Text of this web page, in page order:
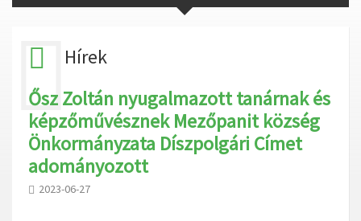
Hírek
Ősz Zoltán nyugalmazott tanárnak és
képzőművésznek Mezőpanit község
Önkormányzata Díszpolgári Címet
adományozott
2023-06-27